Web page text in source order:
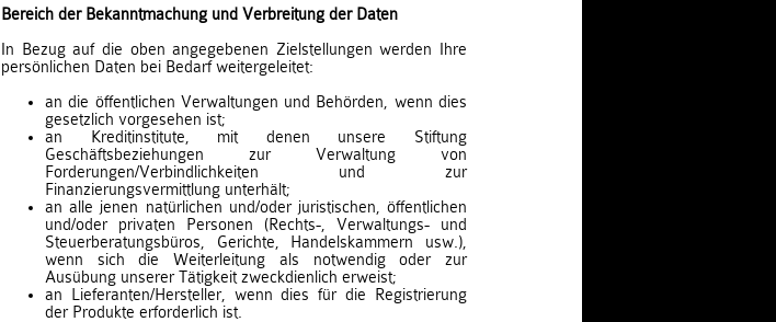
Bereich der Bekanntmachung und Verbreitung der Daten
In Bezug auf die oben angegebenen Zielstellungen werden Ihre
persönlichen Daten bei Bedarf weitergeleitet:
an die öffentlichen Verwaltungen und Behörden, wenn dies
gesetzlich vorgesehen ist;
an Kreditinstitute, mit denen unsere Stiftung
Geschäftsbeziehungen zur Verwaltung von
Forderungen/Verbindlichkeiten und zur
Finanzierungsvermittlung unterhält;
an alle jenen natürlichen und/oder juristischen, öffentlichen
und/oder privaten Personen (Rechts-, Verwaltungs- und
Steuerberatungsbüros, Gerichte, Handelskammern usw.),
wenn sich die Weiterleitung als notwendig oder zur
Ausübung unserer Tätigkeit zweckdienlich erweist;
an Lieferanten/Hersteller, wenn dies für die Registrierung
der Produkte erforderlich ist.